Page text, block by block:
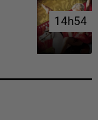
14h54
14h54